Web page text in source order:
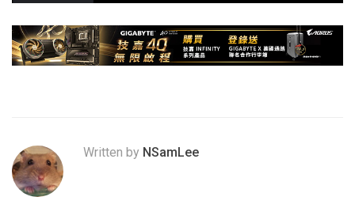
Written by NSamLee